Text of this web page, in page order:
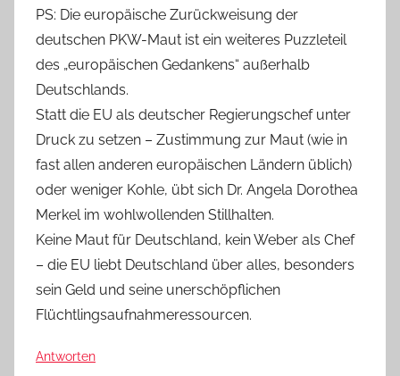
PS: Die europäische Zurückweisung der
deutschen PKW-Maut ist ein weiteres Puzzleteil
des „europäischen Gedankens“ außerhalb
Deutschlands.
Statt die EU als deutscher Regierungschef unter
Druck zu setzen – Zustimmung zur Maut (wie in
fast allen anderen europäischen Ländern üblich)
oder weniger Kohle, übt sich Dr. Angela Dorothea
Merkel im wohlwollenden Stillhalten.
Keine Maut für Deutschland, kein Weber als Chef
– die EU liebt Deutschland über alles, besonders
sein Geld und seine unerschöpflichen
Flüchtlingsaufnahmeressourcen.
Antworten